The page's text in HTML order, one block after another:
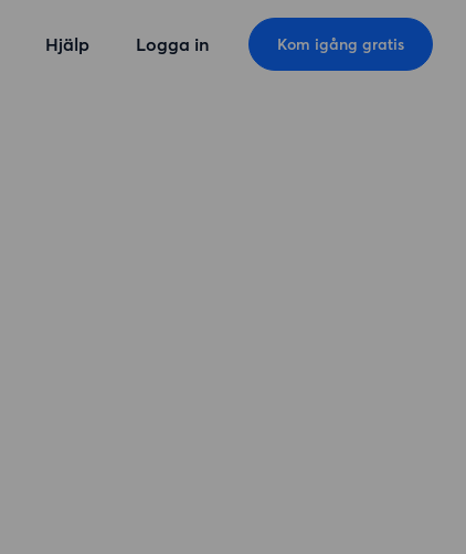
Hjälp Logga in Kom igång gratis